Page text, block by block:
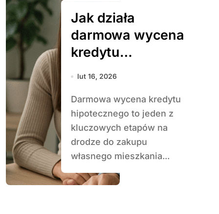
Jak działa
darmowa wycena
kredytu
hipotecznego w
lut 16, 2026
Darmowa wycena kredytu
hipotecznego to jeden z
kluczowych etapów na
drodze do zakupu
własnego mieszkania...